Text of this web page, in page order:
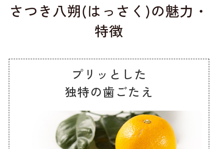
さつき八朔(はっさく)の魅力・
特徴
プリッとした
独特の歯ごたえ